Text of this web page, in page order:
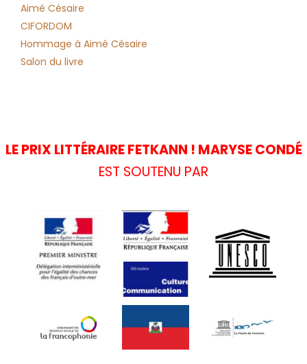
Aimé Césaire
CIFORDOM
Hommage à Aimé Césaire
Salon du livre
LE PRIX LITTÉRAIRE FETKANN ! MARYSE CONDÉ
EST SOUTENU PAR